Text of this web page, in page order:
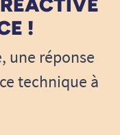
!
une réponse
technique à